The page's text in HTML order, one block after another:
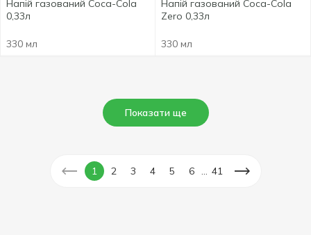
Напій газований Coca-Cola
0,33л
330 мл
Напій газований Coca-Cola
Zero 0,33л
330 мл
Показати ще
1 2 3 4 5 6 41